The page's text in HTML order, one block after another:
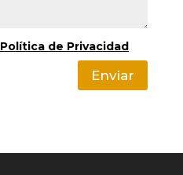
Política de Privacidad
Enviar